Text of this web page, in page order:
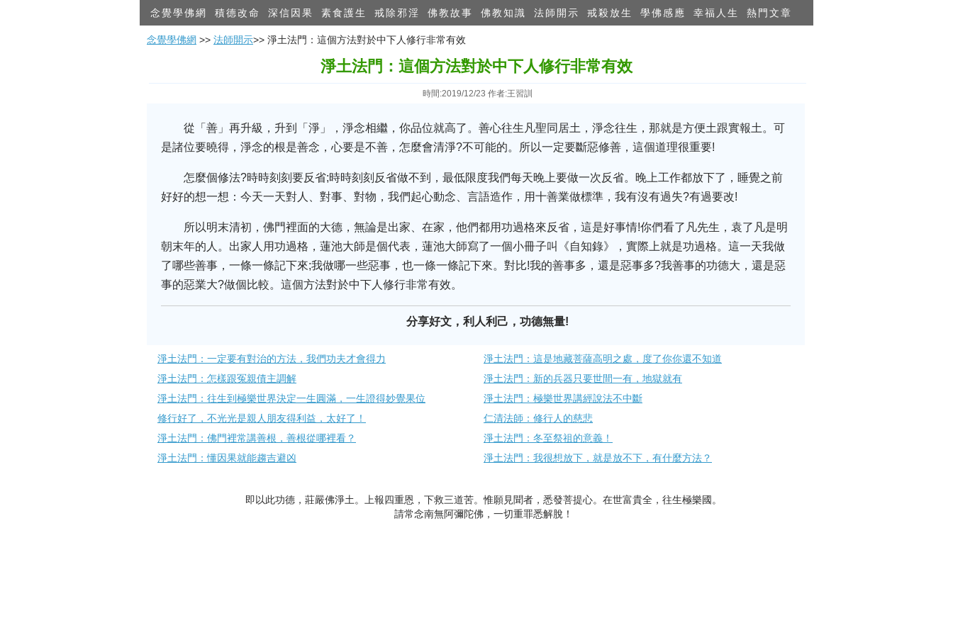
念覺學佛網 積德改命 深信因果 素食護生 戒除邪淫 佛教故事 佛教知識 法師開示 戒殺放生 學佛感應 幸福人生 熱門文章
念覺學佛網 >> 法師開示>> 淨土法門：這個方法對於中下人修行非常有效
淨土法門：這個方法對於中下人修行非常有效
時間:2019/12/23 作者:王習訓
從「善」再升級，升到「淨」，淨念相繼，你品位就高了。善心往生凡聖同居土，淨念往生，那就是方便土跟實報土。可
是諸位要曉得，淨念的根是善念，心要是不善，怎麼會清淨?不可能的。所以一定要斷惡修善，這個道理很重要!
怎麼個修法?時時刻刻要反省;時時刻刻反省做不到，最低限度我們每天晚上要做一次反省。晚上工作都放下了，睡覺之前
好好的想一想：今天一天對人、對事、對物，我們起心動念、言語造作，用十善業做標準，我有沒有過失?有過要改!
所以明末清初，佛門裡面的大德，無論是出家、在家，他們都用功過格來反省，這是好事情!你們看了凡先生，袁了凡是明
朝末年的人。出家人用功過格，蓮池大師是個代表，蓮池大師寫了一個小冊子叫《自知錄》，實際上就是功過格。這一天我做
了哪些善事，一條一條記下來;我做哪一些惡事，也一條一條記下來。對比!我的善事多，還是惡事多?我善事的功德大，還是惡
事的惡業大?做個比較。這個方法對於中下人修行非常有效。
分享好文，利人利己，功德無量!
淨土法門：一定要有對治的方法，我們功夫才會得力
淨土法門：這是地藏菩薩高明之處，度了你你還不知道
淨土法門：怎樣跟冤親債主調解
淨土法門：新的兵器只要世間一有，地獄就有
淨土法門：往生到極樂世界決定一生圓滿，一生證得妙覺果位
淨土法門：極樂世界講經說法不中斷
修行好了，不光光是親人朋友得利益，太好了！
仁清法師：修行人的慈悲
淨土法門：佛門裡常講善根，善根從哪裡看？
淨土法門：冬至祭祖的意義！
淨土法門：懂因果就能趨吉避凶
淨土法門：我很想放下，就是放不下，有什麼方法？
即以此功德，莊嚴佛淨土。上報四重恩，下救三道苦。惟願見聞者，悉發菩提心。在世富貴全，往生極樂國。
請常念南無阿彌陀佛，一切重罪悉解脫！